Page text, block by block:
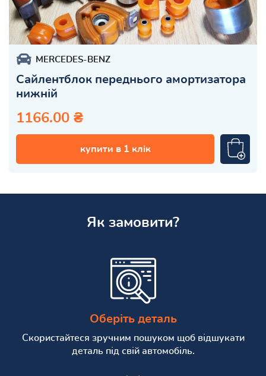
MERCEDES-BENZ
Сайлентблок переднього амортизатора
нижній
1166.00 ₴
купити в 1 клік
Як замовити?
Оберіть деталь
Скористайтеся зручним пошуком щоб відшукати
деталь під свій автомобіль.